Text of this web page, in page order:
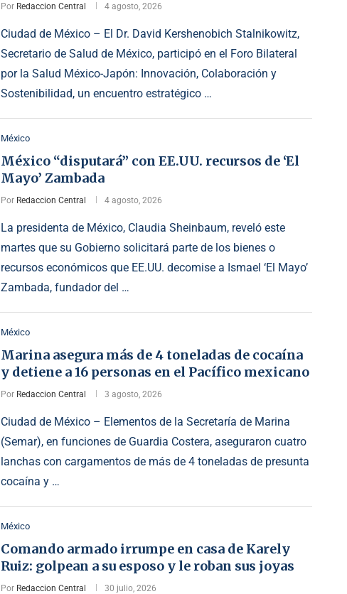
Por Redaccion Central 4 agosto, 2026
Ciudad de México – El Dr. David Kershenobich Stalnikowitz,
Secretario de Salud de México, participó en el Foro Bilateral
por la Salud México-Japón: Innovación, Colaboración y
Sostenibilidad, un encuentro estratégico …
México
México “disputará” con EE.UU. recursos de ‘El
Mayo’ Zambada
Por Redaccion Central 4 agosto, 2026
La presidenta de México, Claudia Sheinbaum, reveló este
martes que su Gobierno solicitará parte de los bienes o
recursos económicos que EE.UU. decomise a Ismael ‘El Mayo’
Zambada, fundador del …
México
Marina asegura más de 4 toneladas de cocaína
y detiene a 16 personas en el Pacífico mexicano
Por Redaccion Central 3 agosto, 2026
Ciudad de México – Elementos de la Secretaría de Marina
(Semar), en funciones de Guardia Costera, aseguraron cuatro
lanchas con cargamentos de más de 4 toneladas de presunta
cocaína y …
México
Comando armado irrumpe en casa de Karely
Ruiz: golpean a su esposo y le roban sus joyas
Por Redaccion Central 30 julio, 2026